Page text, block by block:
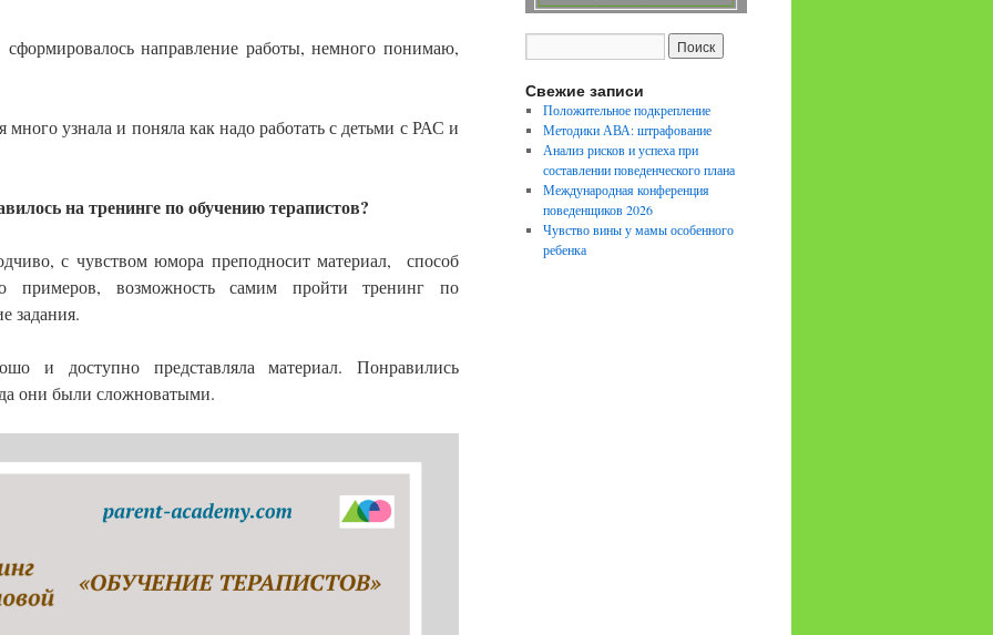
направление работы, немного понимаю,
узнала и поняла как надо работать с детьми с РАС и
на тренинге по обучению терапистов?
с чувством юмора преподносит материал,
способ
примеров, возможность самим пройти тренинг по
задания.
и доступно представляла материал. Понравились
они были сложноватыми.
Свежие записи
Положительное подкрепление
Методики АВА: штрафование
Анализ рисков и успеха при
составлении поведенческого плана
Международная конференция
поведенщиков 2026
Чувство вины у мамы особенного
ребенка